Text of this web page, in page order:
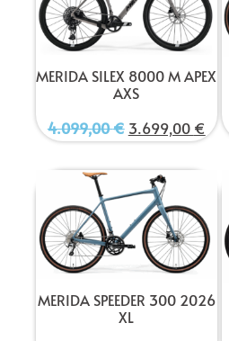
MERIDA SILEX 8000 M APEX
AXS
4.099,00€ 3.699,00 €
MERIDA SPEEDER 300 2026
XL